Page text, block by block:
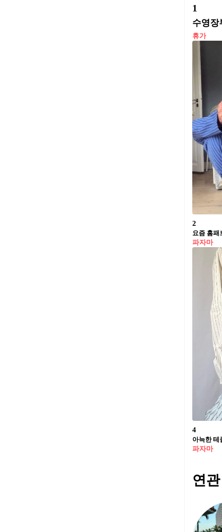
1
수영장
휴가
2
요즘 홈패
파자마
4
아늑한
파자마
연